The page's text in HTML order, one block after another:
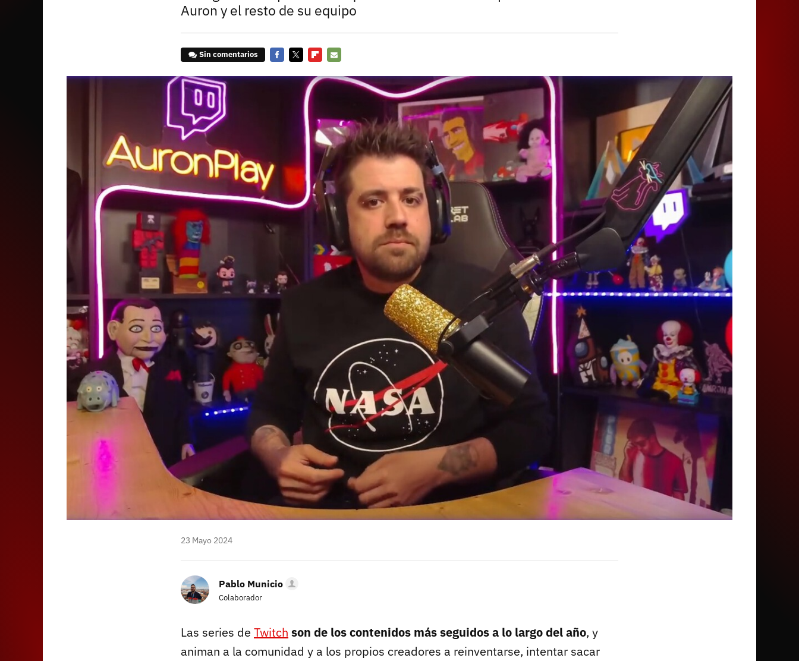
Auron y el resto de su equipo
Sin comentarios
mail
23 Mayo 2024
Pablo Municio
Colaborador
Las series de Twitch son de los contenidos más seguidos a lo largo del año, y
animan a la comunidad y a los propios creadores a reinventarse, intentar sacar